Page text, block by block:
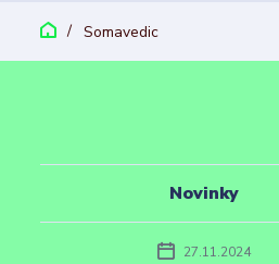
Somavedic
Novinky
27.11.2024